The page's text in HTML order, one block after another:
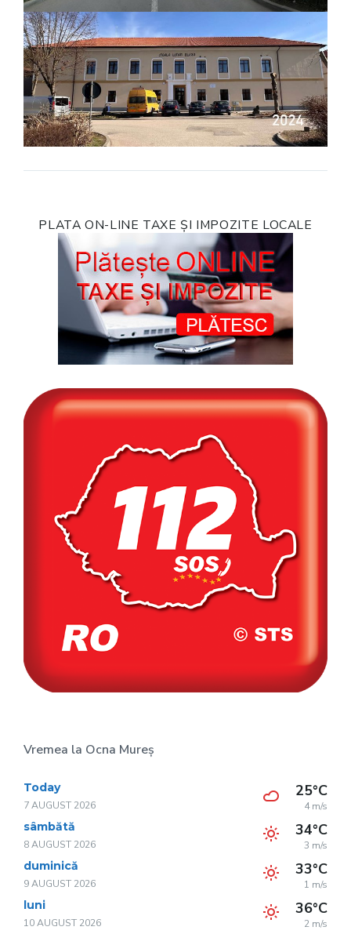
PLATA ON-LINE TAXE ȘI IMPOZITE LOCALE
Vremea la Ocna Mureș
Today
7 AUGUST 2026
25°C
4 m/s
sâmbătă
8 AUGUST 2026
34°C
3 m/s
duminică
9 AUGUST 2026
33°C
1 m/s
luni
10 AUGUST 2026
36°C
2 m/s